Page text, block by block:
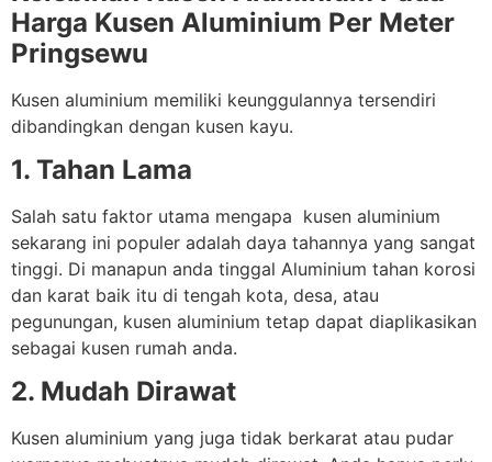
Harga Kusen Aluminium Per Meter
Pringsewu
Kusen aluminium memiliki keunggulannya tersendiri
dibandingkan dengan kusen kayu.
1. Tahan Lama
Salah satu faktor utama mengapa kusen aluminium
sekarang ini populer adalah daya tahannya yang sangat
tinggi. Di manapun anda tinggal Aluminium tahan korosi
dan karat baik itu di tengah kota, desa, atau
pegunungan, kusen aluminium tetap dapat diaplikasikan
sebagai kusen rumah anda.
2. Mudah Dirawat
Kusen aluminium yang juga tidak berkarat atau pudar